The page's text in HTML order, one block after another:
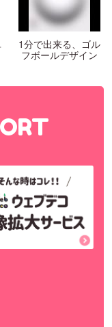
1分で出来る、ゴル
フボールデザイン